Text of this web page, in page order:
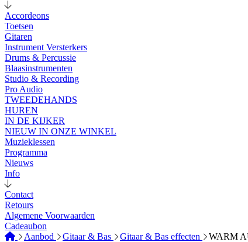
Accordeons
Toetsen
Gitaren
Instrument Versterkers
Drums & Percussie
Blaasinstrumenten
Studio & Recording
Pro Audio
TWEEDEHANDS
HUREN
IN DE KIJKER
NIEUW IN ONZE WINKEL
Muzieklessen
Programma
Nieuws
Info
Contact
Retours
Algemene Voorwaarden
Cadeaubon
Aanbod
Gitaar & Bas Gitaar & Bas effecten WARM